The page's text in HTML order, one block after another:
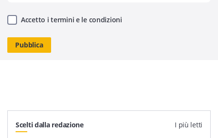
Accetto i termini e le condizioni
Scelti dalla redazione I più letti